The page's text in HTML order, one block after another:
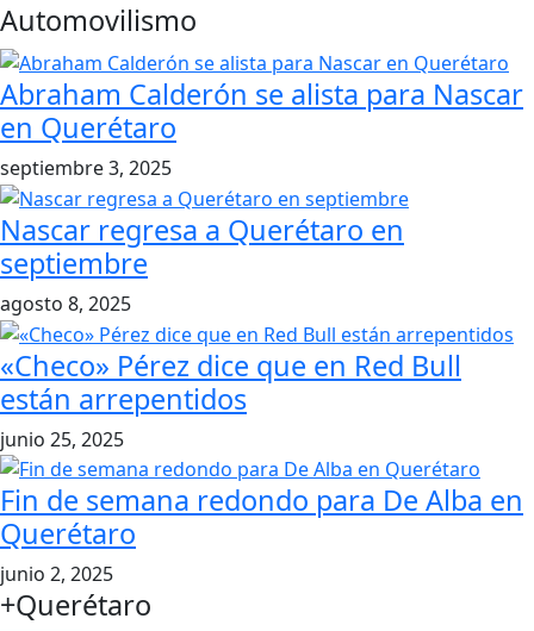
Automovilismo
Abraham Calderón se alista para Nascar
en Querétaro
septiembre 3, 2025
Nascar regresa a Querétaro en
septiembre
agosto 8, 2025
«Checo» Pérez dice que en Red Bull
están arrepentidos
junio 25, 2025
Fin de semana redondo para De Alba en
Querétaro
junio 2, 2025
+Querétaro